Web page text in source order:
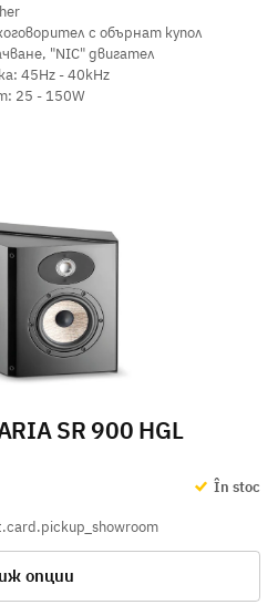
с обърнат купол
"NIC" двигател
45Hz - 40kHz
25 - 150W
SR 900 HGL
În stoc
опции